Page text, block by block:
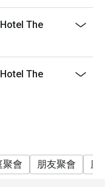
wall, grilled
is made 24
( If reserved less
Special
The
The
聚會 朋友聚會 慶